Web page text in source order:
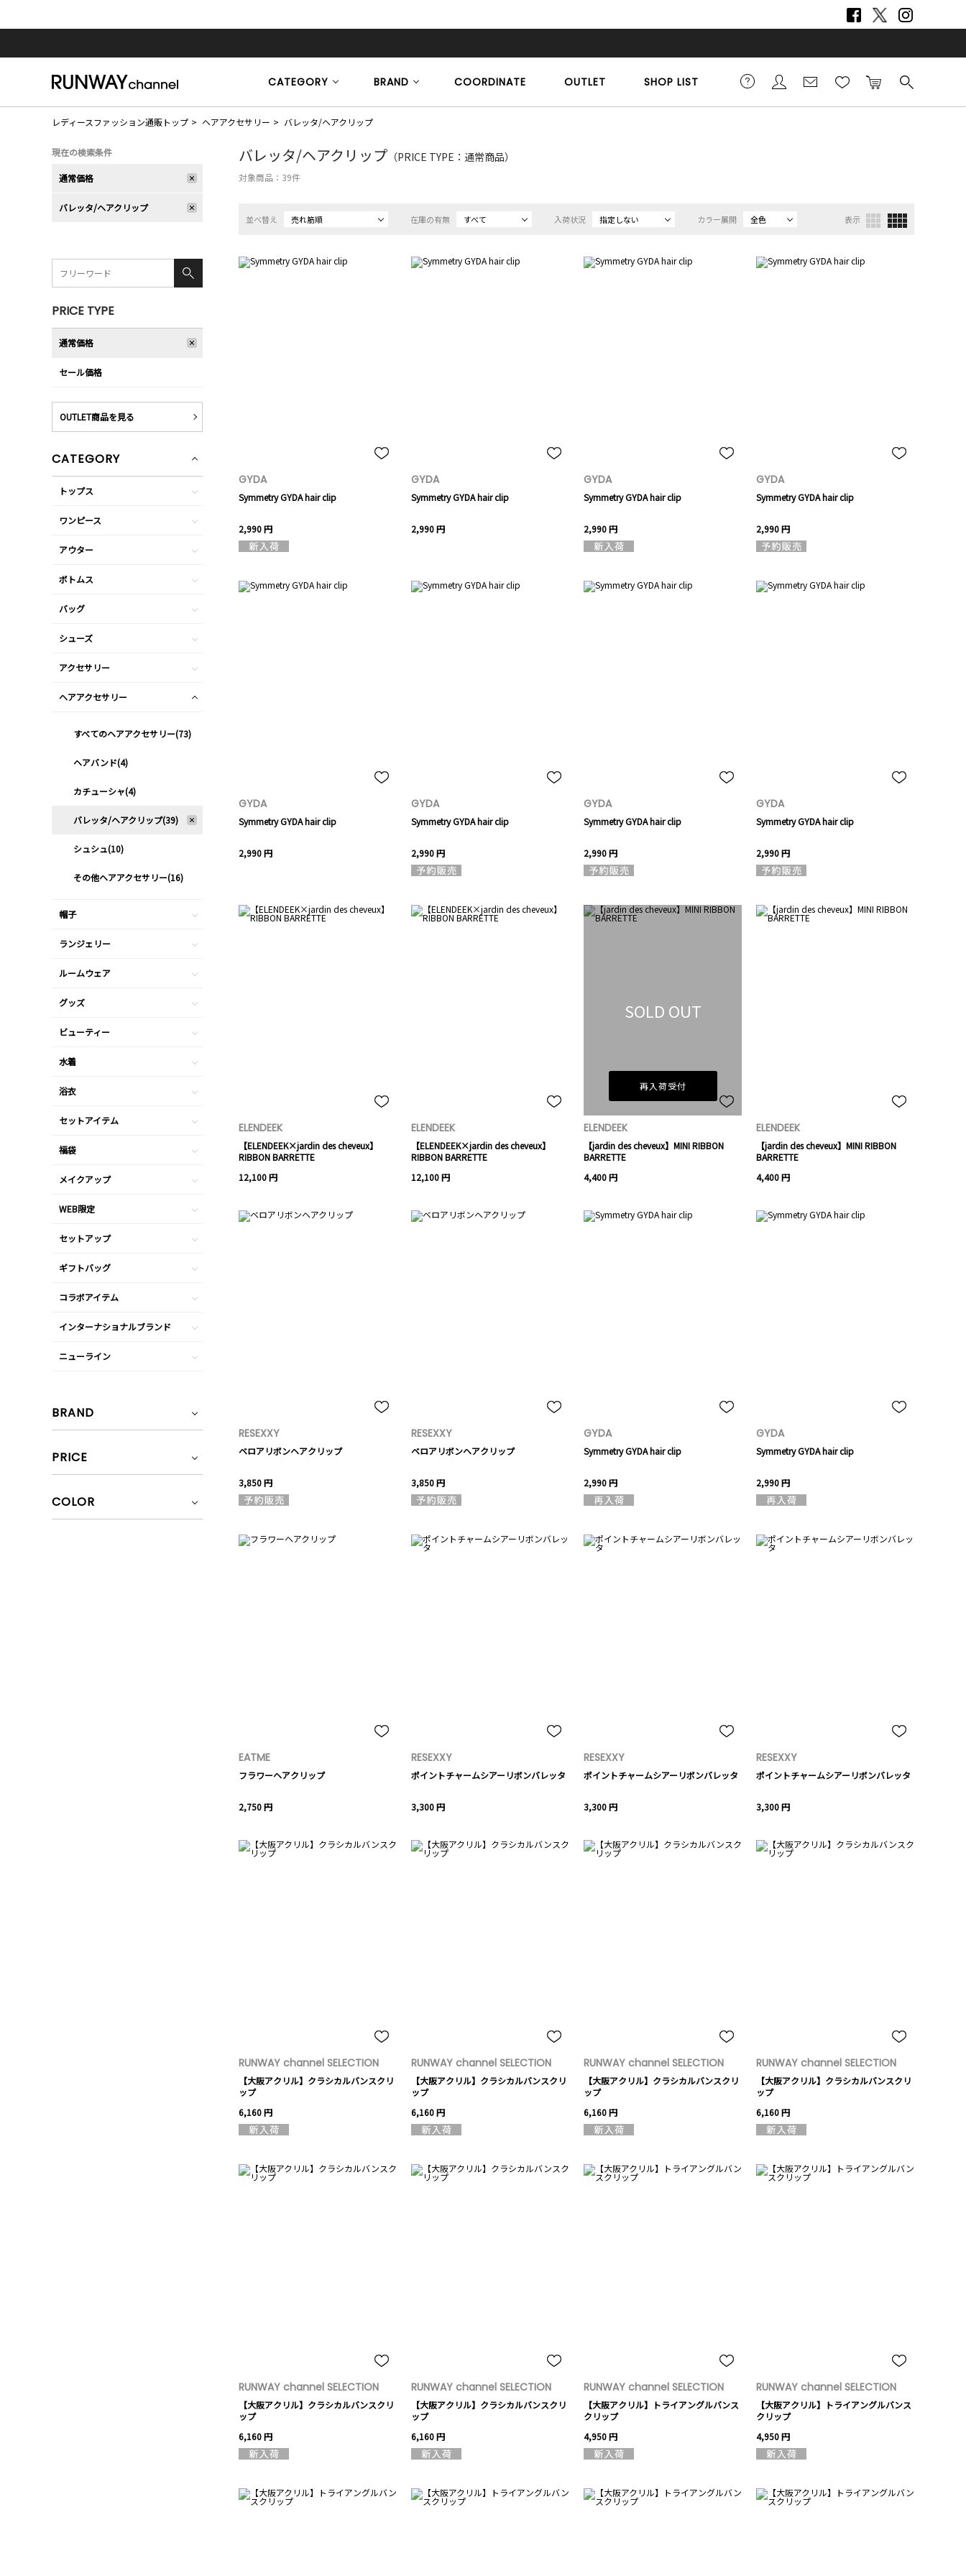
CATEGORY BRAND COORDINATE OUTLET SHOP LIST
レディースファッション通販トップ ヘアアクセサリー バレッタ/ヘアクリップ
バレッタ/ヘアクリップ （PRICE TYPE：通常商品）
対象商品： 39件
並べ替え 売れ筋順 在庫の有無 すべて 入荷状況 指定しない カラー展開 全色 表示
GYDA
Symmetry GYDA hair clip
2,990 円
GYDA
Symmetry GYDA hair clip
2,990 円
GYDA
Symmetry GYDA hair clip
2,990 円
GYDA
Symmetry GYDA hair clip
2,990 円
GYDA
Symmetry GYDA hair clip
2,990 円
GYDA
Symmetry GYDA hair clip
2,990 円
GYDA
Symmetry GYDA hair clip
2,990 円
GYDA
Symmetry GYDA hair clip
2,990 円
ELENDEEK
【ELENDEEK×jardin des cheveux】
RIBBON BARRETTE
12,100 円
ELENDEEK
【ELENDEEK×jardin des cheveux】
RIBBON BARRETTE
12,100 円
SOLD OUT
再入荷受付
ELENDEEK
【jardin des cheveux】MINI RIBBON
BARRETTE
4,400 円
ELENDEEK
【jardin des cheveux】MINI RIBBON
BARRETTE
4,400 円
RESEXXY
ベロアリボンヘアクリップ
3,850 円
RESEXXY
ベロアリボンヘアクリップ
3,850 円
GYDA
Symmetry GYDA hair clip
2,990 円
GYDA
Symmetry GYDA hair clip
2,990 円
EATME
フラワーヘアクリップ
2,750 円
RESEXXY
ポイントチャームシアーリボンバレッタ
3,300 円
RESEXXY
ポイントチャームシアーリボンバレッタ
3,300 円
RESEXXY
ポイントチャームシアーリボンバレッタ
3,300 円
RUNWAY channel SELECTION
【大阪アクリル】クラシカルバンスクリ
ップ
6,160 円
RUNWAY channel SELECTION
【大阪アクリル】クラシカルバンスクリ
ップ
6,160 円
RUNWAY channel SELECTION
【大阪アクリル】クラシカルバンスクリ
ップ
6,160 円
RUNWAY channel SELECTION
【大阪アクリル】クラシカルバンスクリ
ップ
6,160 円
RUNWAY channel SELECTION
【大阪アクリル】クラシカルバンスクリ
ップ
6,160 円
RUNWAY channel SELECTION
【大阪アクリル】クラシカルバンスクリ
ップ
6,160 円
RUNWAY channel SELECTION
【大阪アクリル】トライアングルバンス
クリップ
4,950 円
RUNWAY channel SELECTION
【大阪アクリル】トライアングルバンス
クリップ
4,950 円
現在の検索条件
通常価格
バレッタ/ヘアクリップ
PRICE TYPE
通常価格
セール価格
OUTLET商品を見る
CATEGORY
トップス
ワンピース
アウター
ボトムス
バッグ
シューズ
アクセサリー
ヘアアクセサリー
すべてのヘアアクセサリー(73)
ヘアバンド(4)
カチューシャ(4)
バレッタ/ヘアクリップ(39)
シュシュ(10)
その他ヘアアクセサリー(16)
帽子
ランジェリー
ルームウェア
グッズ
ビューティー
水着
浴衣
セットアイテム
福袋
メイクアップ
WEB限定
セットアップ
ギフトバッグ
コラボアイテム
インターナショナルブランド
ニューライン
BRAND
PRICE
COLOR